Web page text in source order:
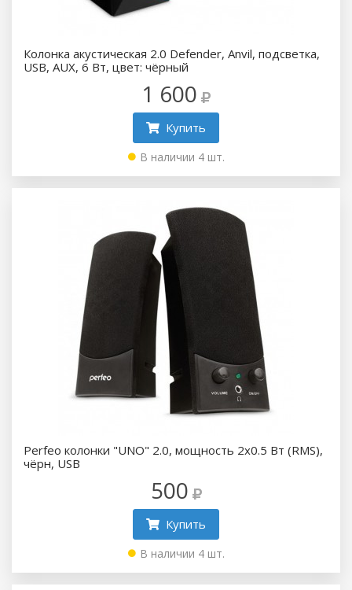
Колонка акустическая 2.0 Defender, Anvil, подсветка,
USB, AUX, 6 Вт, цвет: чёрный
1 600
Купить
В наличии 4 шт.
Perfeo колонки "UNO" 2.0, мощность 2х0.5 Вт (RMS),
чёрн, USB
500
Купить
В наличии 4 шт.